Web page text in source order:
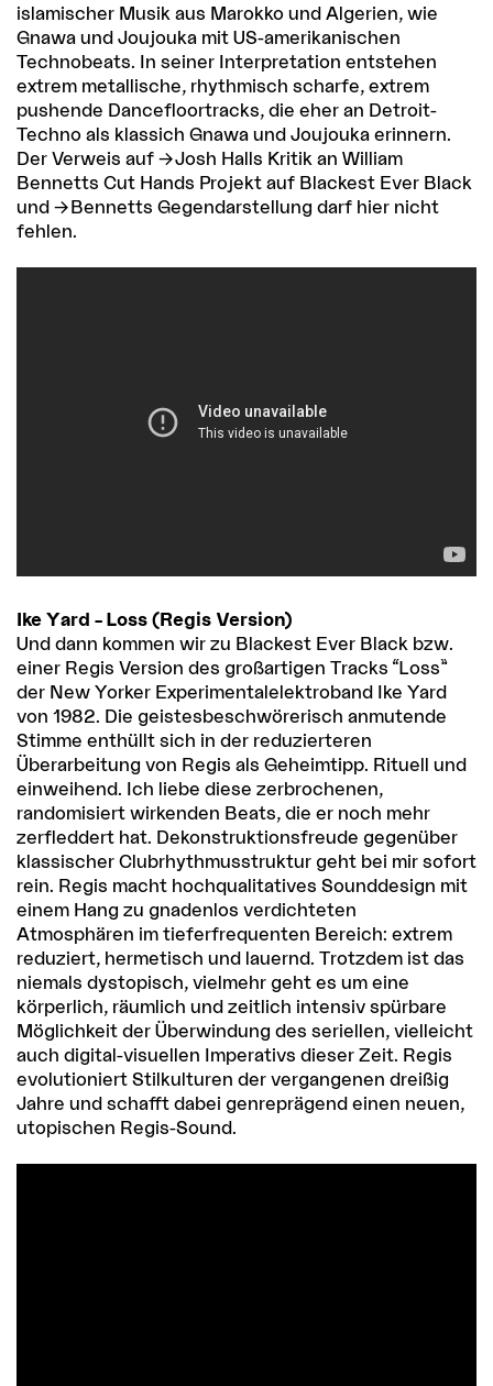
islamischer Musik aus Marokko und Algerien, wie
Gnawa und Joujouka mit US-amerikanischen
Technobeats. In seiner Interpretation entstehen
extrem metallische, rhythmisch scharfe, extrem
pushende Dancefloortracks, die eher an Detroit-
Techno als klassich Gnawa und Joujouka erinnern.
Der Verweis auf
Josh Halls Kritik an William
Bennetts Cut Hands Projekt auf Blackest Ever Black
und
Bennetts Gegendarstellung darf hier nicht
fehlen.
Ike Yard – Loss (Regis Version)
Und dann kommen wir zu Blackest Ever Black bzw.
einer Regis Version des großartigen Tracks “Loss”
der New Yorker Experimentalelektroband Ike Yard
von 1982. Die geistesbeschwörerisch anmutende
Stimme enthüllt sich in der reduzierteren
Überarbeitung von Regis als Geheimtipp. Rituell und
einweihend. Ich liebe diese zerbrochenen,
randomisiert wirkenden Beats, die er noch mehr
zerfleddert hat. Dekonstruktionsfreude gegenüber
klassischer Clubrhythmusstruktur geht bei mir sofort
rein. Regis macht hochqualitatives Sounddesign mit
einem Hang zu gnadenlos verdichteten
Atmosphären im tieferfrequenten Bereich: extrem
reduziert, hermetisch und lauernd. Trotzdem ist das
niemals dystopisch, vielmehr geht es um eine
körperlich, räumlich und zeitlich intensiv spürbare
Möglichkeit der Überwindung des seriellen, vielleicht
auch digital-visuellen Imperativs dieser Zeit. Regis
evolutioniert Stilkulturen der vergangenen dreißig
Jahre und schafft dabei genreprägend einen neuen,
utopischen Regis-Sound.